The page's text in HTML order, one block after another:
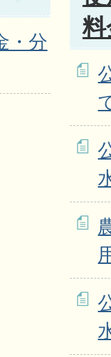
・分